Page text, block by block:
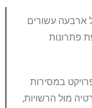
ארבעה עשורים
פתרונות
במסירות
מול הרשויות,